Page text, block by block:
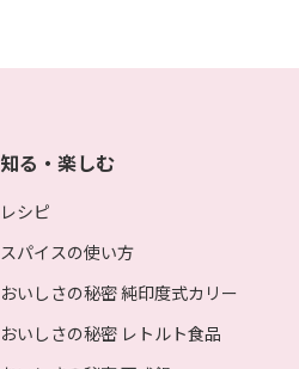
知る・楽しむ
レシピ
スパイスの使い方
おいしさの秘密 純印度式カリー
おいしさの秘密 レトルト食品